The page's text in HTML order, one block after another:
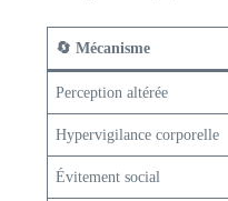
🔄 Mécanisme
Perception altérée
Hypervigilance corporelle
Évitement social